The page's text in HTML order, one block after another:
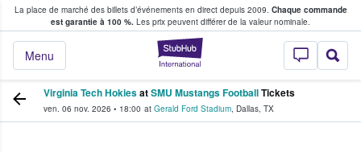
La place de marché des billets d’événements en direct depuis 2009. Chaque commande
est garantie à 100 %. Les prix peuvent différer de la valeur nominale.
StubHub - Où
Menu
fans achètent et vendent des billets
Virginia Tech HokiesatSMU Mustangs FootballTickets
ven. 06 nov. 2026 • 18:00 at Gerald Ford Stadium, Dallas, TX